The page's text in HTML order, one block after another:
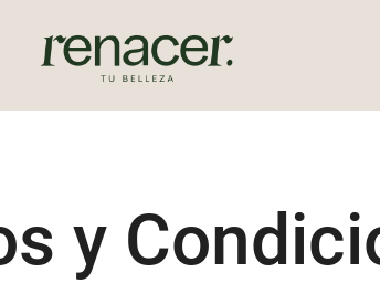
Renacer Tu Belleza
Renacer Tu Belleza restaura, equilibra y
y